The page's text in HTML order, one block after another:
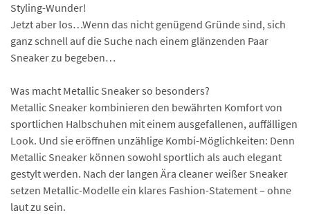
Styling-Wunder!
Jetzt aber los…Wenn das nicht genügend Gründe sind, sich
ganz schnell auf die Suche nach einem glänzenden Paar
Sneaker zu begeben…
Was macht Metallic Sneaker so besonders?
Metallic Sneaker kombinieren den bewährten Komfort von
sportlichen Halbschuhen mit einem ausgefallenen, auffälligen
Look. Und sie eröffnen unzählige Kombi-Möglichkeiten: Denn
Metallic Sneaker können sowohl sportlich als auch elegant
gestylt werden. Nach der langen Ära cleaner weißer Sneaker
setzen Metallic-Modelle ein klares Fashion-Statement – ohne
laut zu sein.